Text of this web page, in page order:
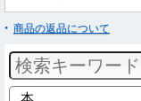
商品の返品について